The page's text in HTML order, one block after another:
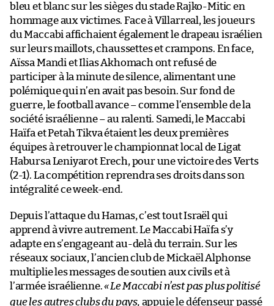
bleu et blanc sur les sièges du stade Rajko-Mitic en
hommage aux victimes. Face à Villarreal, les joueurs
du Maccabi affichaient également le drapeau israélien
sur leurs maillots, chaussettes et crampons. En face,
Aïssa Mandi et Ilias Akhomach ont refusé de
participer à la minute de silence, alimentant une
polémique qui n’en avait pas besoin. Sur fond de
guerre, le football avance – comme l’ensemble de la
société israélienne – au ralenti. Samedi, le Maccabi
Haïfa et Petah Tikva étaient les deux premières
équipes à retrouver le championnat local de Ligat
Habursa Leniyarot Erech, pour une victoire des Verts
(2-1). La compétition reprendra ses droits dans son
intégralité ce week-end.
Depuis l’attaque du Hamas, c’est tout Israël qui
apprend à vivre autrement. Le Maccabi Haïfa s’y
adapte en s’engageant au-delà du terrain. Sur les
réseaux sociaux, l’ancien club de Mickaël Alphonse
multiplie les messages de soutien aux civils et à
l’armée israélienne.«Le Maccabi n’est pas plus politisé
que les autres clubs du pays, appuie le défenseur passé